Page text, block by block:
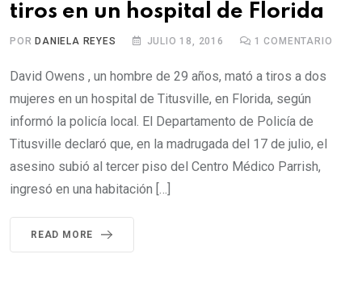
tiros en un hospital de Florida
POR DANIELA REYES JULIO 18, 2016 1 COMENTARIO
David Owens , un hombre de 29 años, mató a tiros a dos
mujeres en un hospital de Titusville, en Florida, según
informó la policía local. El Departamento de Policía de
Titusville declaró que, en la madrugada del 17 de julio, el
asesino subió al tercer piso del Centro Médico Parrish,
ingresó en una habitación […]
READ MORE